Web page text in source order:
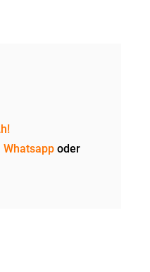
Whatsappoder